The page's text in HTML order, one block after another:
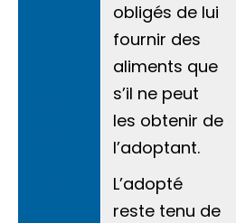
obligés de lui
fournir des
aliments que
s’il ne peut
les obtenir de
l’adoptant.
L’adopté
reste tenu de